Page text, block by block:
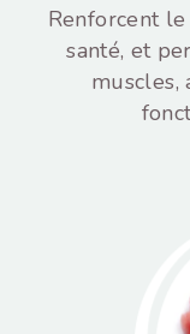
Renforcent
santé, et